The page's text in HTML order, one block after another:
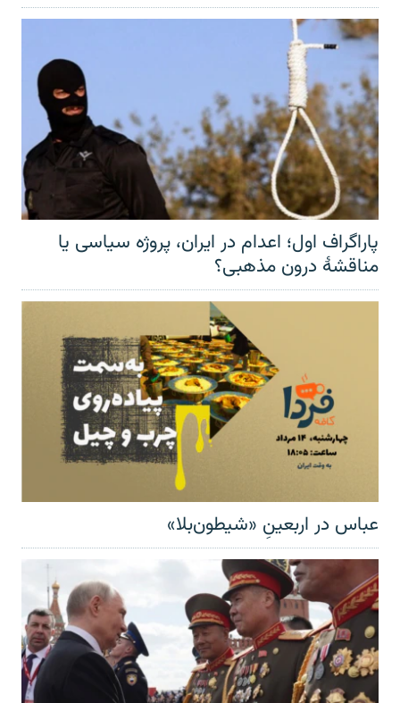
پاراگراف اول؛ اعدام در ایران، پروژه سیاسی یا
مناقشهٔ درون مذهبی؟
عباس در اربعینِ «شیطون‌بلا»